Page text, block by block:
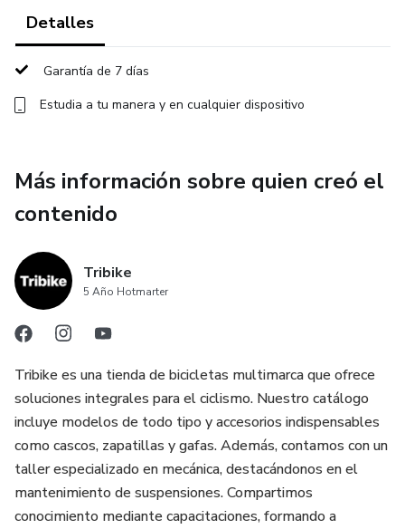
Detalles
Garantía de 7 días
Estudia a tu manera y en cualquier dispositivo
Más información sobre quien creó el
contenido
Tribike
5 Año Hotmarter
Tribike es una tienda de bicicletas multimarca que ofrece
soluciones integrales para el ciclismo. Nuestro catálogo
incluye modelos de todo tipo y accesorios indispensables
como cascos, zapatillas y gafas. Además, contamos con un
taller especializado en mecánica, destacándonos en el
mantenimiento de suspensiones. Compartimos
conocimiento mediante capacitaciones, formando a